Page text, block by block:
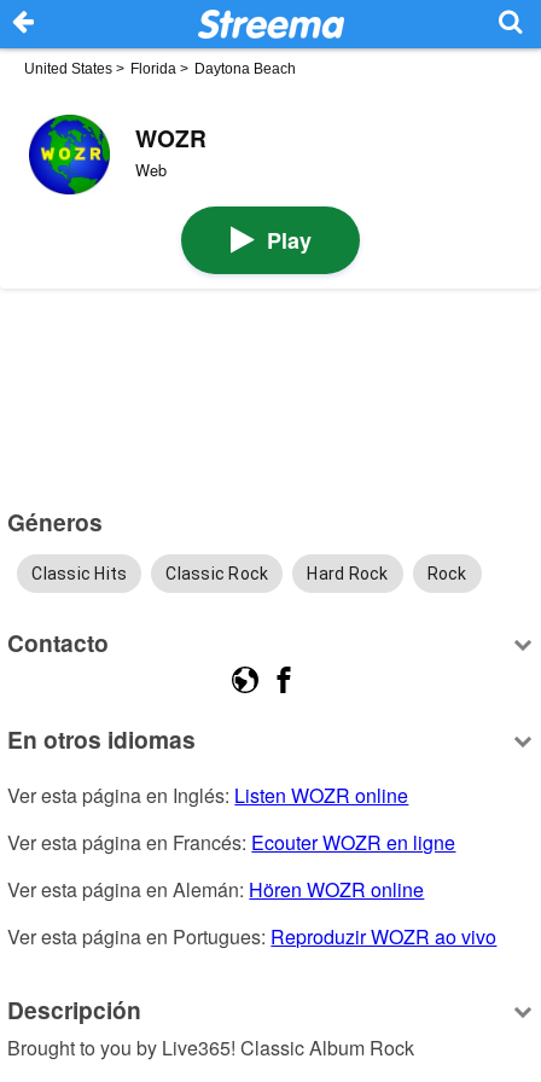
United States > Florida > Daytona Beach
WOZR
Web
Play
Géneros
Classic Hits Classic Rock Hard Rock Rock
Contacto
En otros idiomas
Ver esta página en Inglés: Listen WOZR online
Ver esta página en Francés: Ecouter WOZR en ligne
Ver esta página en Alemán: Hören WOZR online
Ver esta página en Portugues: Reproduzir WOZR ao vivo
Descripción
Brought to you by Live365! Classic Album Rock